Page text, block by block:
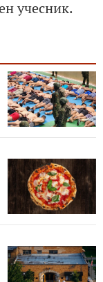
учесник.